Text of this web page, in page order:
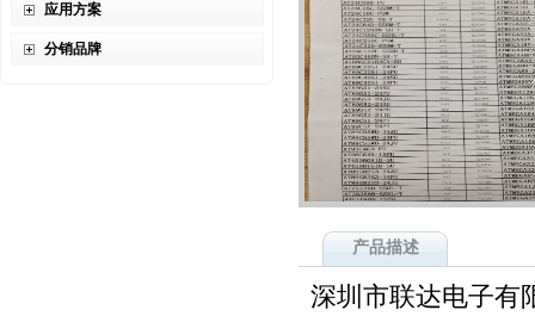
应用方案
分销品牌
产品描述
深圳市联达电子有